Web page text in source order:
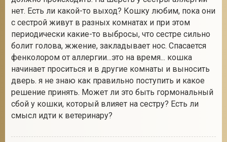
нет. Есть ли какой-то выход? Кошку любим, пока они
с сестрой живут в разных комнатах и при этом
периодически какие-то выбросы, что сестре сильно
болит голова, жжение, закладывает нос. Спасается
фенколором от аллергии...это на время... кошка
начинает проситься и в другие комнаты и выносить
дверь. я не знаю как правильно поступить и какое
решение принять. Может ли это быть гормональный
сбой у кошки, который влияет на сестру? Есть ли
смысл идти к ветеринару?